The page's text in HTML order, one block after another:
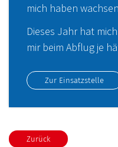
mich haben
Dieses Jahr hat
mir beim Abflug je
Zur Einsatzstelle
Zurück